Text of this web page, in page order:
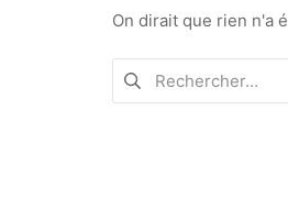
On dirait que rien n'a
Rechercher :